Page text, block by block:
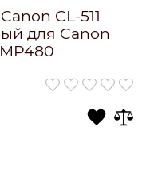
CL-511
для Canon